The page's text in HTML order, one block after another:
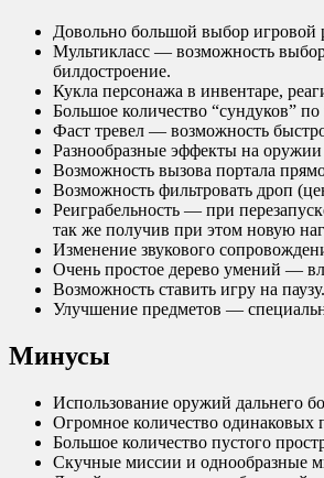
Довольно большой выбор игровой
Мультикласс — возможность
билдостроение.
Кукла персонажа в инвентаре,
Большое количество “сундуков”
Фаст тревел — возможность
Разнообразные эффекты на
Возможность вызова портала
Возможность фильтровать дроп
Реиграбельность — при
так же получив при этом новую
Изменение звукового
Очень простое дерево умений —
Возможность ставить игру на
Улучшение предметов —
Минусы
Использование оружий дальнего
Огромное количество одинаковых
Большое количество пустого
Скучные миссии и однообразные